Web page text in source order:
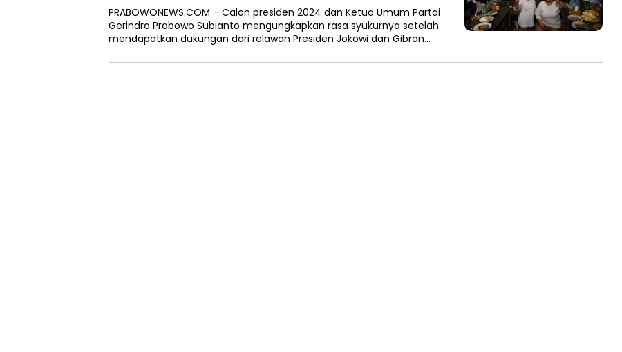
PRABOWONEWS.COM – Calon presiden 2024 dan Ketua Umum Partai
Gerindra Prabowo Subianto mengungkapkan rasa syukurnya setelah
mendapatkan dukungan dari relawan Presiden Jokowi dan Gibran…